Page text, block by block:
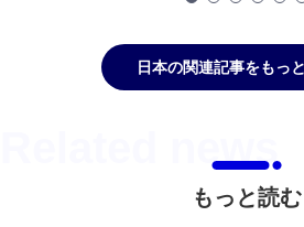
日本の関連記事をもっ
もっと読む